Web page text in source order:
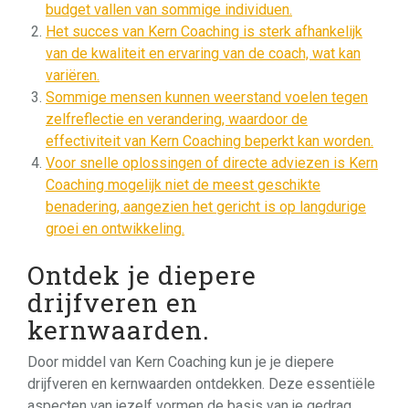
budget vallen van sommige individuen.
Het succes van Kern Coaching is sterk afhankelijk
van de kwaliteit en ervaring van de coach, wat kan
variëren.
Sommige mensen kunnen weerstand voelen tegen
zelfreflectie en verandering, waardoor de
effectiviteit van Kern Coaching beperkt kan worden.
Voor snelle oplossingen of directe adviezen is Kern
Coaching mogelijk niet de meest geschikte
benadering, aangezien het gericht is op langdurige
groei en ontwikkeling.
Ontdek je diepere
drijfveren en
kernwaarden.
Door middel van Kern Coaching kun je je diepere
drijfveren en kernwaarden ontdekken. Deze essentiële